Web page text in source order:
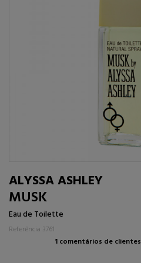
ALYSSA ASHLEY
MUSK
Eau de Toilette
Referência 3761
1 comentários de clientes